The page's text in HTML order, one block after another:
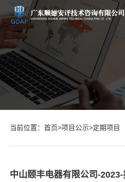
当前位置： 首页>项目公示>定期项目
中山颐丰电器有限公司-